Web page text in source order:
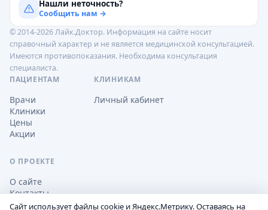
Нашли неточность?
Сообщить нам →
© 2014-2026 Лайк.Доктор. Информация на сайте носит
справочный характер и не является медицинской консультацией.
Имеются противопоказания. Необходима консультация
специалиста.
ПАЦИЕНТАМ
Врачи
Клиники
Цены
Акции
КЛИНИКАМ
Личный кабинет
О ПРОЕКТЕ
О сайте
Контакты
Сайт использует файлы cookie и Яндекс.Метрику. Оставаясь на